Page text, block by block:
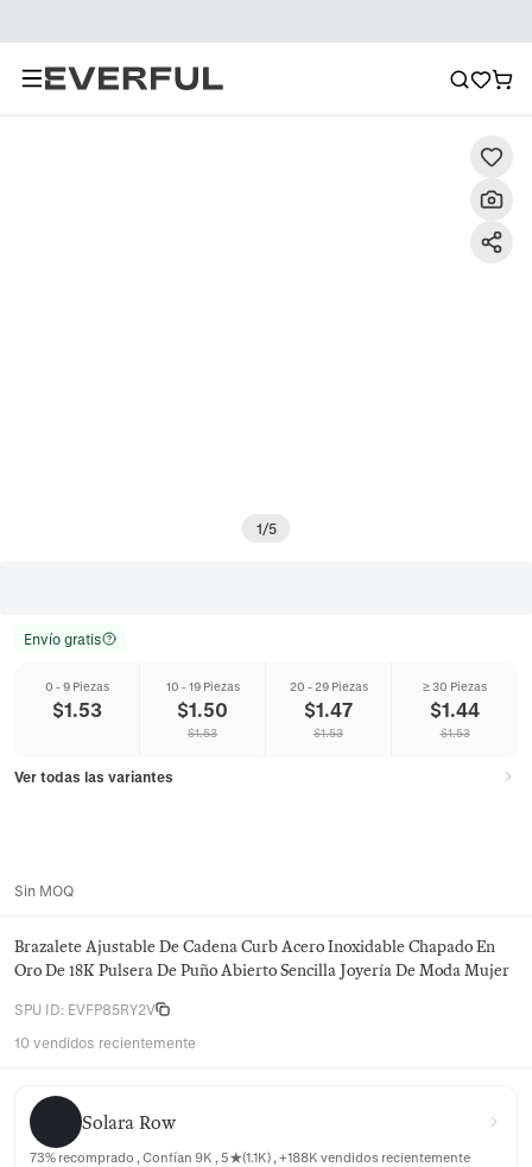
1/5
Envío gratis
0 - 9 Piezas
$1.53
10 - 19 Piezas
$1.50
$1.53
20 - 29 Piezas
$1.47
$1.53
≥ 30 Piezas
$1.44
$1.53
Ver todas las variantes
Sin MOQ
Brazalete Ajustable De Cadena Curb Acero Inoxidable Chapado En
Oro De 18K Pulsera De Puño Abierto Sencilla Joyería De Moda Mujer
SPU ID: EVFP85RY2V
10 vendidos recientemente
Solara Row
Solara Row
73% recomprado , Confían 9K , 5★(1.1K) , +188K vendidos recientemente